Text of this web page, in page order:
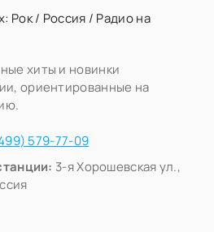
Рок/ Россия / Радио на
хиты и новинки
ориентированные на
579-77-09
3-я Хорошевская ул.,